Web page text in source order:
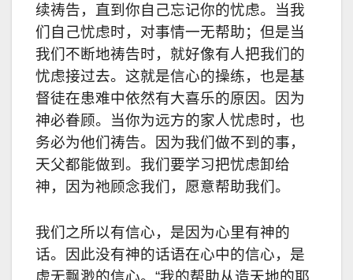
续祷告，直到你自己忘记你的忧虑。当我
们自己忧虑时，对事情一无帮助；但是当
我们不断地祷告时，就好像有人把我们的
忧虑接过去。这就是信心的操练，也是基
督徒在患难中依然有大喜乐的原因。因为
神必眷顾。当你为远方的家人忧虑时，也
务必为他们祷告。因为我们做不到的事，
天父都能做到。我们要学习把忧虑卸给
神，因为祂顾念我们，愿意帮助我们。
我们之所以有信心，是因为心里有神的
话。因此没有神的话语在心中的信心，是
虚无飘渺的信心。“我的帮助从造天地的耶